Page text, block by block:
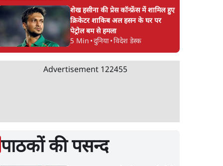
शेख हसीना की प्रेस कॉन्फ्रेंस में शामिल हुए
क्रिकेटर शाकिब अल हसन के घर पर
पेट्रोल बम से हमला
5 Min •दुनिया•विदेश डेस्क
Advertisement 122455
पाठकों की पसन्द